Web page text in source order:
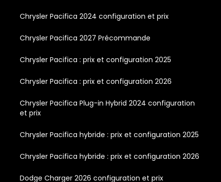
Chrysler Pacifica 2024 configuration et prix
Chrysler Pacifica 2027 Précommande
Chrysler Pacifica : prix et configuration 2025
Chrysler Pacifica : prix et configuration 2026
Chrysler Pacifica Plug-in Hybrid 2024 configuration
et prix
Chrysler Pacifica hybride : prix et configuration 2025
Chrysler Pacifica hybride : prix et configuration 2026
Dodge Charger 2026 configuration et prix